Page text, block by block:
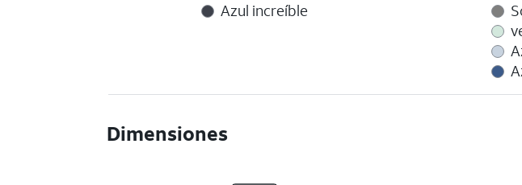
Azul increíble
Dimensiones